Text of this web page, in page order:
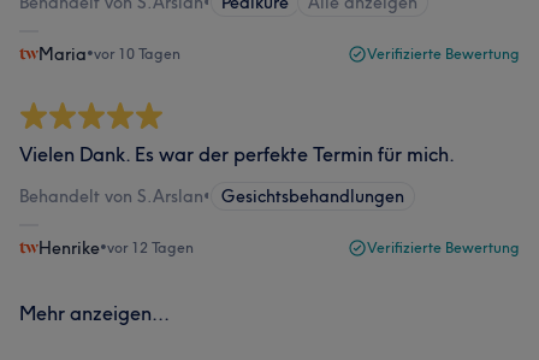
Maria•vor 10 Tagen Verifizierte Bewertung
Vielen Dank. Es war der perfekte Termin für mich.
Behandelt von S.Arslan• Gesichtsbehandlungen
Henrike•vor 12 Tagen Verifizierte Bewertung
Mehr anzeigen...